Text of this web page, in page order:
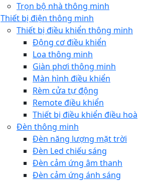
Trọn bộ nhà thông minh
Thiết bị điện thông minh
Thiết bị điều khiển thông minh
Động cơ điều khiển
Loa thông minh
Giàn phơi thông minh
Màn hình điều khiển
Rèm cửa tự động
Remote điều khiển
Thiết bị điều khiển điều hoà
Đèn thông minh
Đèn năng lượng mặt trời
Đèn Led chiếu sáng
Đèn cảm ứng âm thanh
Đèn cảm ứng ánh sáng